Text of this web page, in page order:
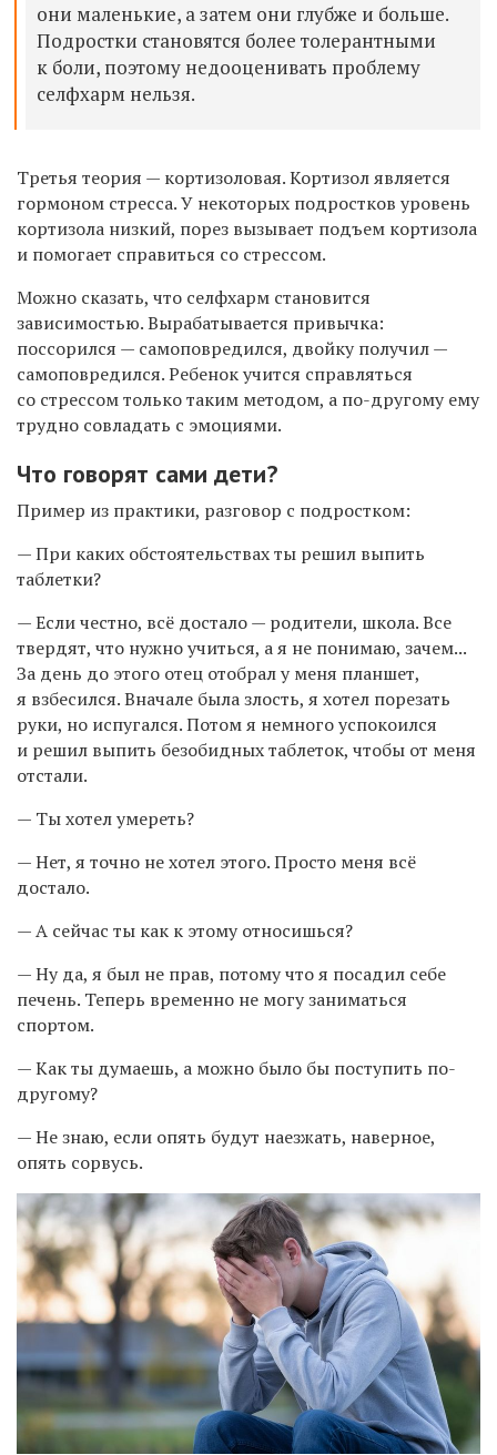
они маленькие, а затем они глубже и больше.
Подростки становятся более толерантными
к боли, поэтому недооценивать проблему
селфхарм нельзя.
Третья теория — кортизоловая. Кортизол является
гормоном стресса. У некоторых подростков уровень
кортизола низкий, порез вызывает подъем кортизола
и помогает справиться со стрессом.
Можно сказать, что селфхарм становится
зависимостью. Вырабатывается привычка:
поссорился — самоповредился, двойку получил —
самоповредился. Ребенок учится справляться
со стрессом только таким методом, а по-другому ему
трудно совладать с эмоциями.
Что говорят сами дети?
Пример из практики, разговор с подростком:
— При каких обстоятельствах ты решил выпить
таблетки?
— Если честно, всё достало — родители, школа. Все
твердят, что нужно учиться, а я не понимаю, зачем...
За день до этого отец отобрал у меня планшет,
я взбесился. Вначале была злость, я хотел порезать
руки, но испугался. Потом я немного успокоился
и решил выпить безобидных таблеток, чтобы от меня
отстали.
— Ты хотел умереть?
— Нет, я точно не хотел этого. Просто меня всё
достало.
— А сейчас ты как к этому относишься?
— Ну да, я был не прав, потому что я посадил себе
печень. Теперь временно не могу заниматься
спортом.
— Как ты думаешь, а можно было бы поступить по-
другому?
— Не знаю, если опять будут наезжать, наверное,
опять сорвусь.